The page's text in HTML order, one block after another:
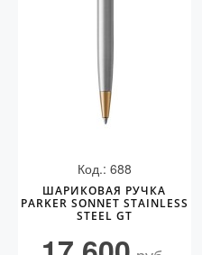
Код.: 688
ШАРИКОВАЯ РУЧКА
PARKER SONNET STAINLESS
STEEL GT